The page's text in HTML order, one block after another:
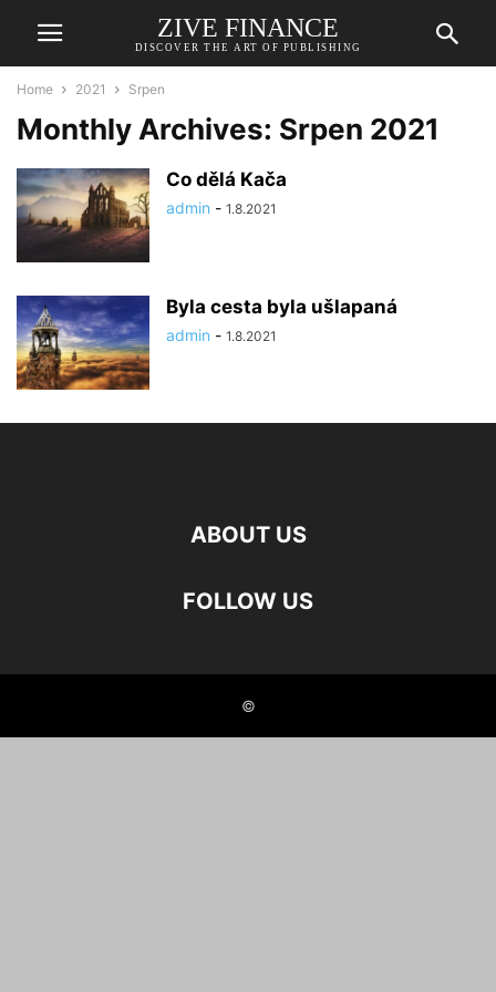
ZIVE FINANCE
DISCOVER THE ART OF PUBLISHING
Home 2021 Srpen
Monthly Archives: Srpen 2021
Co dělá Kača
admin - 1.8.2021
Byla cesta byla ušlapaná
admin - 1.8.2021
ABOUT US
FOLLOW US
©